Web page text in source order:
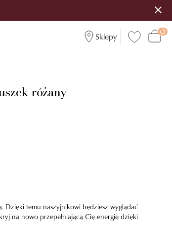
Sklepy
różany
Dzięki temu naszyjnikowi będziesz wyglądać
na nowo przepełniającą Cię energię dzięki